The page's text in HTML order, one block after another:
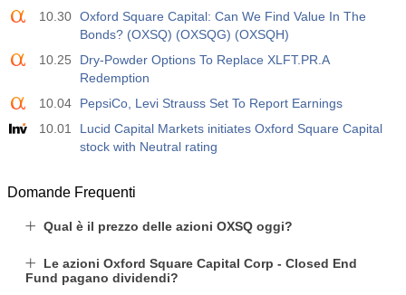
10.30 Oxford Square Capital: Can We Find Value In The
Bonds? (OXSQ) (OXSQG) (OXSQH)
10.25
Dry-Powder Options To Replace XLFT.PR.A
Redemption
10.04
PepsiCo, Levi Strauss Set To Report Earnings
10.01
Lucid Capital Markets initiates Oxford Square Capital
stock with Neutral rating
Domande Frequenti
Qual è il prezzo delle azioni OXSQ oggi?
Le azioni Oxford Square Capital Corp - Closed End
Fund pagano dividendi?